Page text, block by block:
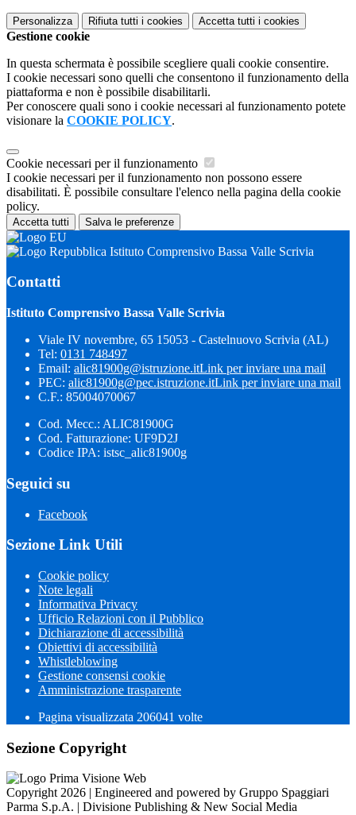
Personalizza Rifiuta tutti i cookies Accetta tutti i cookies
Gestione cookie
In questa schermata è possibile scegliere quali cookie consentire.
I cookie necessari sono quelli che consentono il funzionamento della
piattaforma e non è possibile disabilitarli.
Per conoscere quali sono i cookie necessari al funzionamento potete
visionare la COOKIE POLICY.
Cookie necessari per il funzionamento
I cookie necessari per il funzionamento non possono essere
disabilitati. È possibile consultare l'elenco nella pagina della cookie
policy.
Accetta tutti Salva le preferenze
Istituto Comprensivo Bassa Valle Scrivia
Contatti
Istituto Comprensivo Bassa Valle Scrivia
Viale IV novembre, 65 15053 - Castelnuovo Scrivia (AL)
Tel: 0131 748497
Email: alic81900g@istruzione.itLink per inviare una mail
PEC: alic81900g@pec.istruzione.itLink per inviare una mail
C.F.: 85004070067
Cod. Mecc.: ALIC81900G
Cod. Fatturazione: UF9D2J
Codice IPA: istsc_alic81900g
Seguici su
Facebook
Sezione Link Utili
Cookie policy
Note legali
Informativa Privacy
Ufficio Relazioni con il Pubblico
Dichiarazione di accessibilità
Obiettivi di accessibilità
Whistleblowing
Gestione consensi cookie
Amministrazione trasparente
Pagina visualizzata 206041 volte
Sezione Copyright
Copyright 2026 | Engineered and powered by Gruppo Spaggiari
Parma S.p.A. | Divisione Publishing & New Social Media